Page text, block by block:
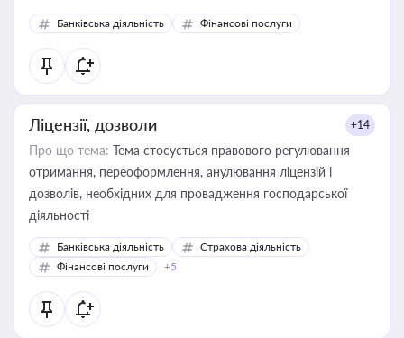
Банківська діяльність Фінансові послуги
Ліцензії, дозволи +14
Про що тема: Тема стосується правового регулювання
отримання, переоформлення, анулювання ліцензій і
дозволів, необхідних для провадження господарської
діяльності
Банківська діяльність
Страхова діяльність
Фінансові послуги
+5